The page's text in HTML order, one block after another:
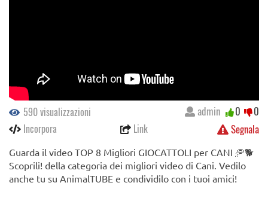
590 visualizzazioni
Incorpora
Link Segnala
admin 0 0
Guarda il video TOP 8 Migliori GIOCATTOLI per CANI 🥏🐕
Scoprili! della categoria dei migliori video di Cani. Vedilo
anche tu su AnimalTUBE e condividilo con i tuoi amici!